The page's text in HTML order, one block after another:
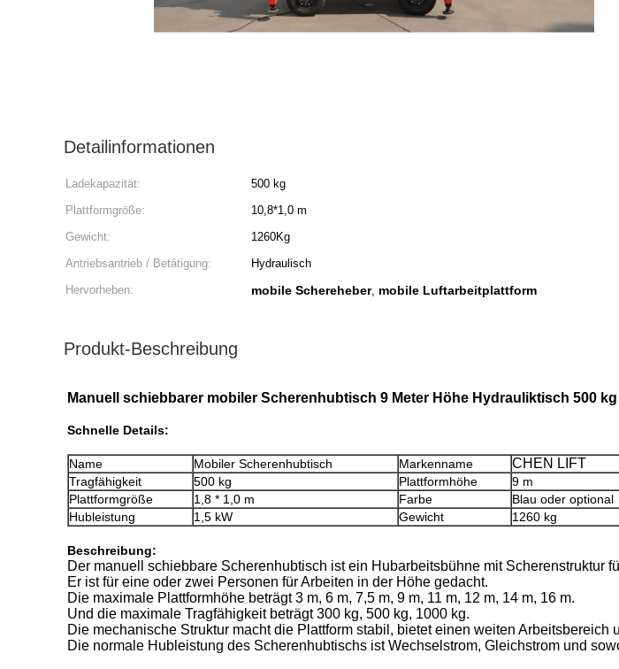
Detailinformationen
Ladekapazität: 500 kg
Plattformgröße:
10,8*1,0 m
Gewicht:
1260Kg
Antriebsantrieb / Betätigung:
Hydraulisch
Hervorheben:
mobile Schereheber, mobile Luftarbeitplattform
Produkt-Beschreibung
Manuell schiebbarer mobiler Scherenhubtisch 9 Meter Höhe Hydrauliktisch 500
Schnelle Details:
Name Mobiler Scherenhubtisch Markenname CHEN LIFT
Tragfähigkeit 500 kg Plattformhöhe
9 m
Plattformgröße
1,8 * 1,0 m Farbe
Blau oder optional
Hubleistung
1,5 kW Gewicht 1260 kg
Beschreibung:
Der manuell schiebbare Scherenhubtisch ist ein Hubarbeitsbühne mit Scherenstruktur
Er ist für eine oder zwei Personen für Arbeiten in der Höhe gedacht.
Die maximale Plattformhöhe beträgt 3 m, 6 m, 7,5 m, 9 m, 11 m, 12 m, 14 m, 16 m.
Und die maximale Tragfähigkeit beträgt 300 kg, 500 kg, 1000 kg.
Die mechanische Struktur macht die Plattform stabil, bietet einen weiten Arbeitsbereich
Die normale Hubleistung des Scherenhubtischs ist Wechselstrom, Gleichstrom und